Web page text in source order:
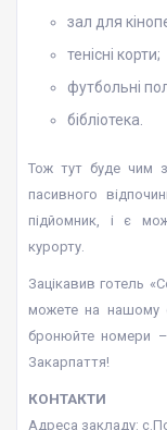
зал для
тенісні корти;
футбольні
бібліотека.
Тож тут буде чим
пасивного
підйомник, і є
курорту.
Зацікавив готель
можете на нашому
бронюйте номери
Закарпаття!
КОНТАКТИ
Адреса закладу: